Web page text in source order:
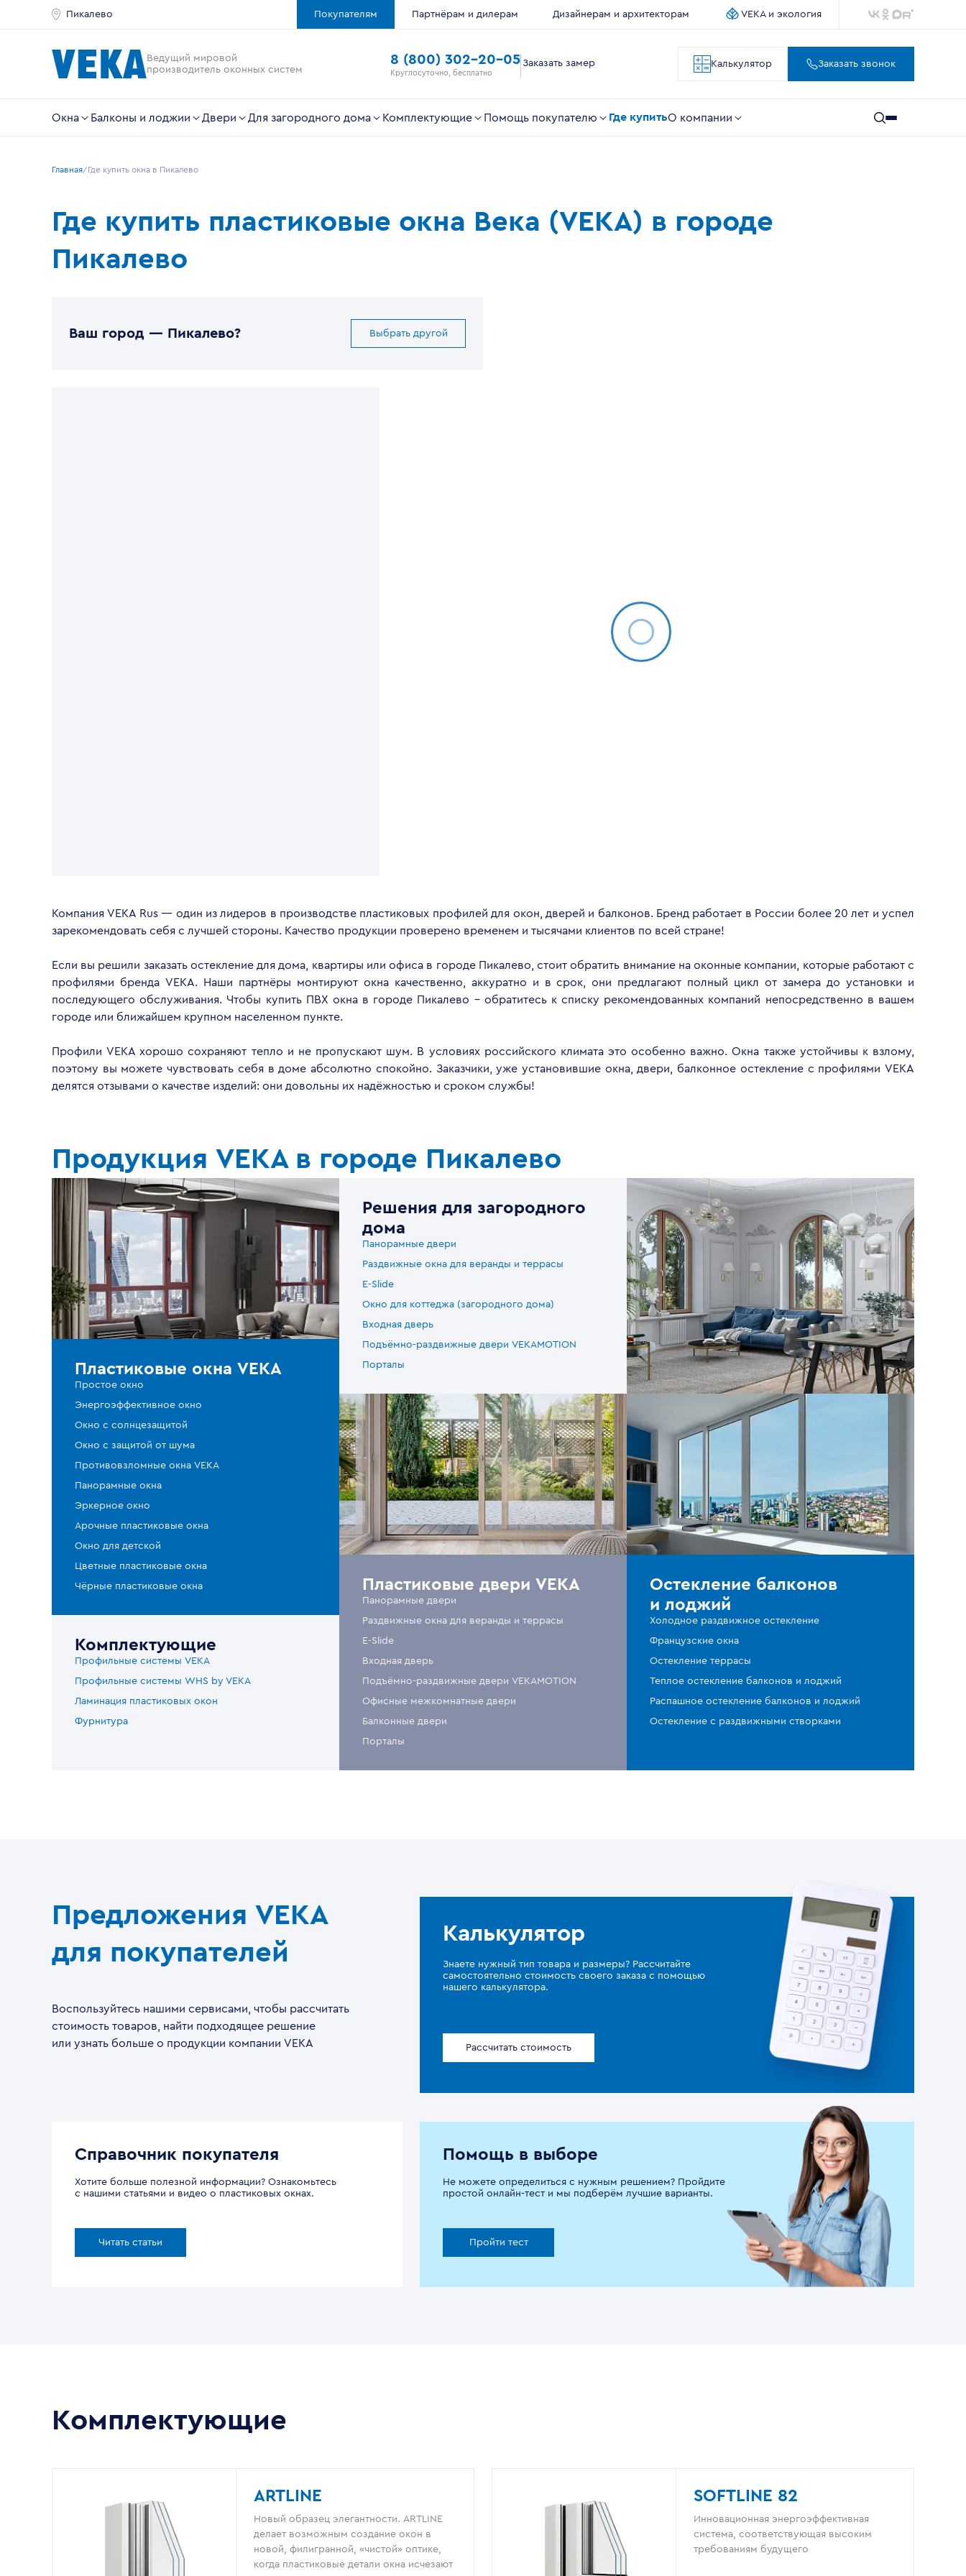
Пикалево Покупателям Партнёрам и дилерам Дизайнерам и архитекторам VEKA и экология
Ведущий мировой
производитель оконных систем
8 (800) 302-20-05
Круглосуточно, бесплатно
Заказать замер Калькулятор Заказать звонок
Окна Балконы и лоджии Двери Для загородного дома Комплектующие Помощь покупателю Где купитьО компании
Главная Где купить окна в Пикалево
Где купить пластиковые окна Века (VEKA) в городе
Пикалево
Ваш город — Пикалево? Выбрать другой
Компания VEKA Rus — один из лидеров в производстве пластиковых профилей для окон, дверей и балконов. Бренд работает в России более 20 лет и успел
зарекомендовать себя с лучшей стороны. Качество продукции проверено временем и тысячами клиентов по всей стране!
Если вы решили заказать остекление для дома, квартиры или офиса в городе Пикалево, стоит обратить внимание на оконные компании, которые работают с
профилями бренда VEKA. Наши партнёры монтируют окна качественно, аккуратно и в срок, они предлагают полный цикл от замера до установки и
последующего обслуживания. Чтобы купить ПВХ окна в городе Пикалево - обратитесь к списку рекомендованных компаний непосредственно в вашем
городе или ближайшем крупном населенном пункте.
Профили VEKA хорошо сохраняют тепло и не пропускают шум. В условиях российского климата это особенно важно. Окна также устойчивы к взлому,
поэтому вы можете чувствовать себя в доме абсолютно спокойно. Заказчики, уже установившие окна, двери, балконное остекление с профилями VEKA
делятся отзывами о качестве изделий: они довольны их надёжностью и сроком службы!
Продукция VEKA в городе Пикалево
Пластиковые окна VEKA
Простое окно
Энергоэффективное окно
Окно с солнцезащитой
Окно с защитой от шума
Противовзломные окна VEKA
Панорамные окна
Эркерное окно
Арочные пластиковые окна
Окно для детской
Цветные пластиковые окна
Чёрные пластиковые окна
Комплектующие
Профильные системы VEKA
Профильные системы WHS by VEKA
Ламинация пластиковых окон
Фурнитура
Решения для загородного
дома
Панорамные двери
Раздвижные окна для веранды и террасы
E-Slide
Окно для коттеджа (загородного дома)
Входная дверь
Подъёмно-раздвижные двери VEKAMOTION
Порталы
Пластиковые двери VEKA
Панорамные двери
Раздвижные окна для веранды и террасы
E-Slide
Входная дверь
Подъёмно-раздвижные двери VEKAMOTION
Офисные межкомнатные двери
Балконные двери
Порталы
Остекление балконов
и лоджий
Холодное раздвижное остекление
Французские окна
Остекление террасы
Теплое остекление балконов и лоджий
Распашное остекление балконов и лоджий
Остекление с раздвижными створками
Предложения VEKA
для покупателей
Воспользуйтесь нашими сервисами, чтобы рассчитать
стоимость товаров, найти подходящее решение
или узнать больше о продукции компании VEKA
Калькулятор
Знаете нужный тип товара и размеры? Рассчитайте
самостоятельно стоимость своего заказа с помощью
нашего калькулятора.
Рассчитать стоимость
Справочник покупателя
Хотите больше полезной информации? Ознакомьтесь
с нашими статьями и видео о пластиковых окнах.
Читать статьи
Помощь в выборе
Не можете определиться с нужным решением? Пройдите
простой онлайн-тест и мы подберём лучшие варианты.
Пройти тест
Комплектующие
ARTLINE
Новый образец элегантности. ARTLINE
делает возможным создание окон в
новой, филигранной, «чистой» оптике,
когда пластиковые детали окна исчезают
SOFTLINE 82
Инновационная энергоэффективная
система, соответствующая высоким
требованиям будущего